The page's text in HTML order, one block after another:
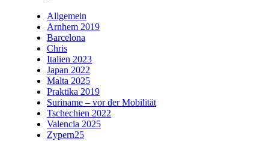
Allgemein
Arnhem 2019
Barcelona
Chris
Italien 2023
Japan 2022
Malta 2025
Praktika 2019
Suriname – vor der Mobilität
Tschechien 2022
Valencia 2025
Zypern25